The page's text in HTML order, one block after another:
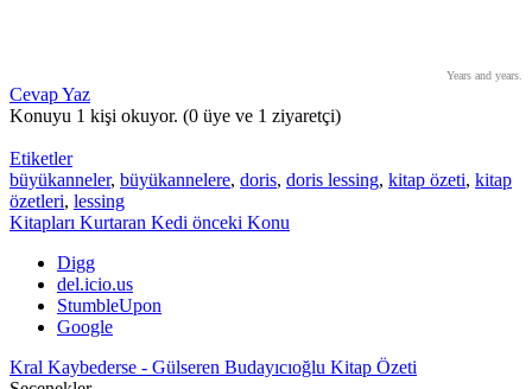
Years and years.
Cevap Yaz
Konuyu 1 kişi okuyor. (0 üye ve 1 ziyaretçi)
Etiketler
büyükanneler, büyükannelere, doris, doris lessing, kitap özeti, kitap
özetleri, lessing
Kitapları Kurtaran Kedi önceki Konu
Digg
del.icio.us
StumbleUpon
Google
Kral Kaybederse - Gülseren Budayıcıoğlu Kitap Özeti